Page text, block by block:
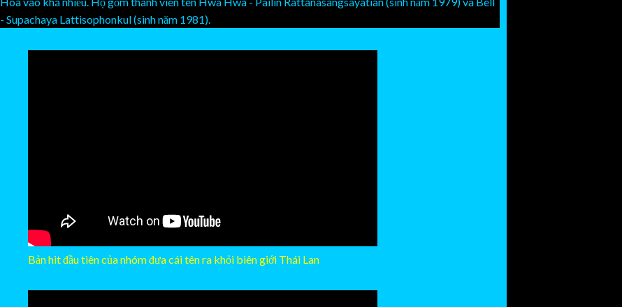
- Supachaya Lattisophonkul (sinh năm 1981).
Bản hit đầu tiên của nhóm đưa cái tên ra khỏi biên giới Thái Lan